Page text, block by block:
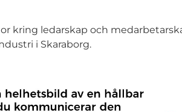
kring ledarskap och
i Skaraborg.